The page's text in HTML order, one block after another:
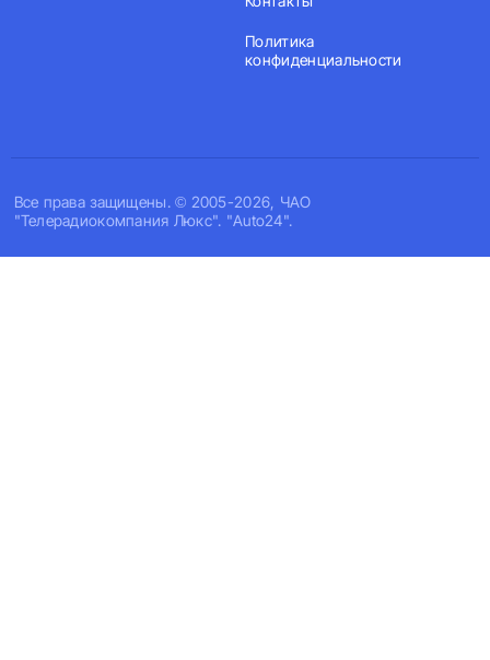
Все права защищены. © 2005-2026, ЧАО
"Телерадиокомпания Люкс". "Auto24".
Политика
конфиденциальности